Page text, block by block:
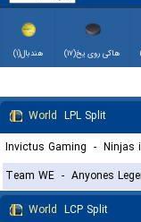
هاکی روی یخ(۱۷) هندبال(۱)
World LPL Split
Invictus Gaming - Ninjas
Team WE - Anyones
World LCP Split